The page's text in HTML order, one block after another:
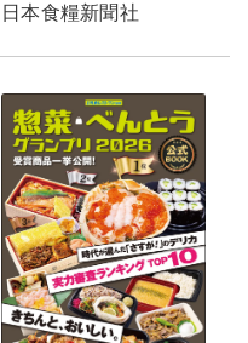
日本食糧新聞社